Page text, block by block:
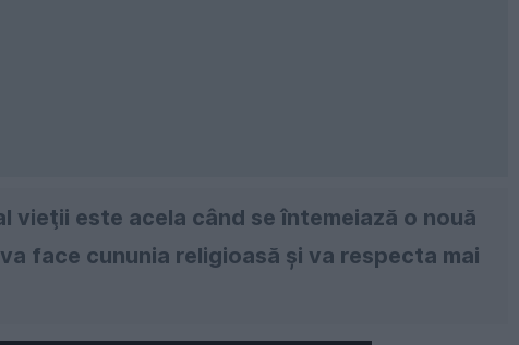
vieţii este acela când se întemeiază o nouă
face cununia religioasă și va respecta mai